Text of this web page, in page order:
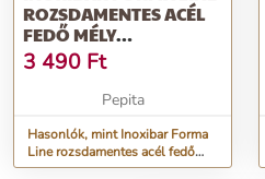
ROZSDAMENTES ACÉL
FEDŐ MÉLY
SERPENYŐKHÖZ, 18...
3 490 Ft
Pepita
Hasonlók, mint Inoxibar Forma
Line rozsdamentes acél fedő
mély serpenyőkhöz, 18...